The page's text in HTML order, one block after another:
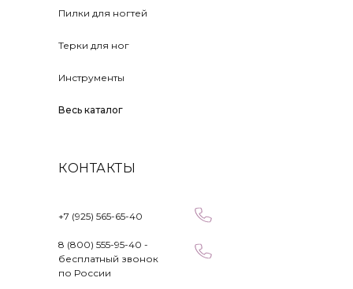
КОНТАКТЫ
Пилки для ногтей
Терки для ног
Инструменты
Весь каталог
+7 (925) 565-65-40
8 (800) 555-95-40 -
бесплатный звонок
по России